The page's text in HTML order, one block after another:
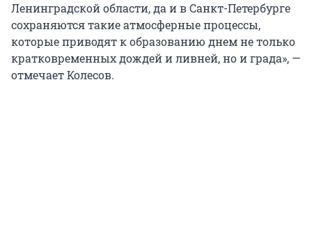
Ленинградской области, да и в Санкт-Петербурге
сохраняются такие атмосферные процессы,
которые приводят к образованию днем не только
кратковременных дождей и ливней, но и града», —
отмечает Колесов.